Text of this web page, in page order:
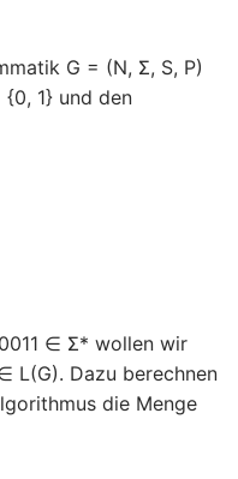
G = (N, Σ, S, P)
1} und den
∈ Σ* wollen wir
L(G). Dazu berechnen
die Menge